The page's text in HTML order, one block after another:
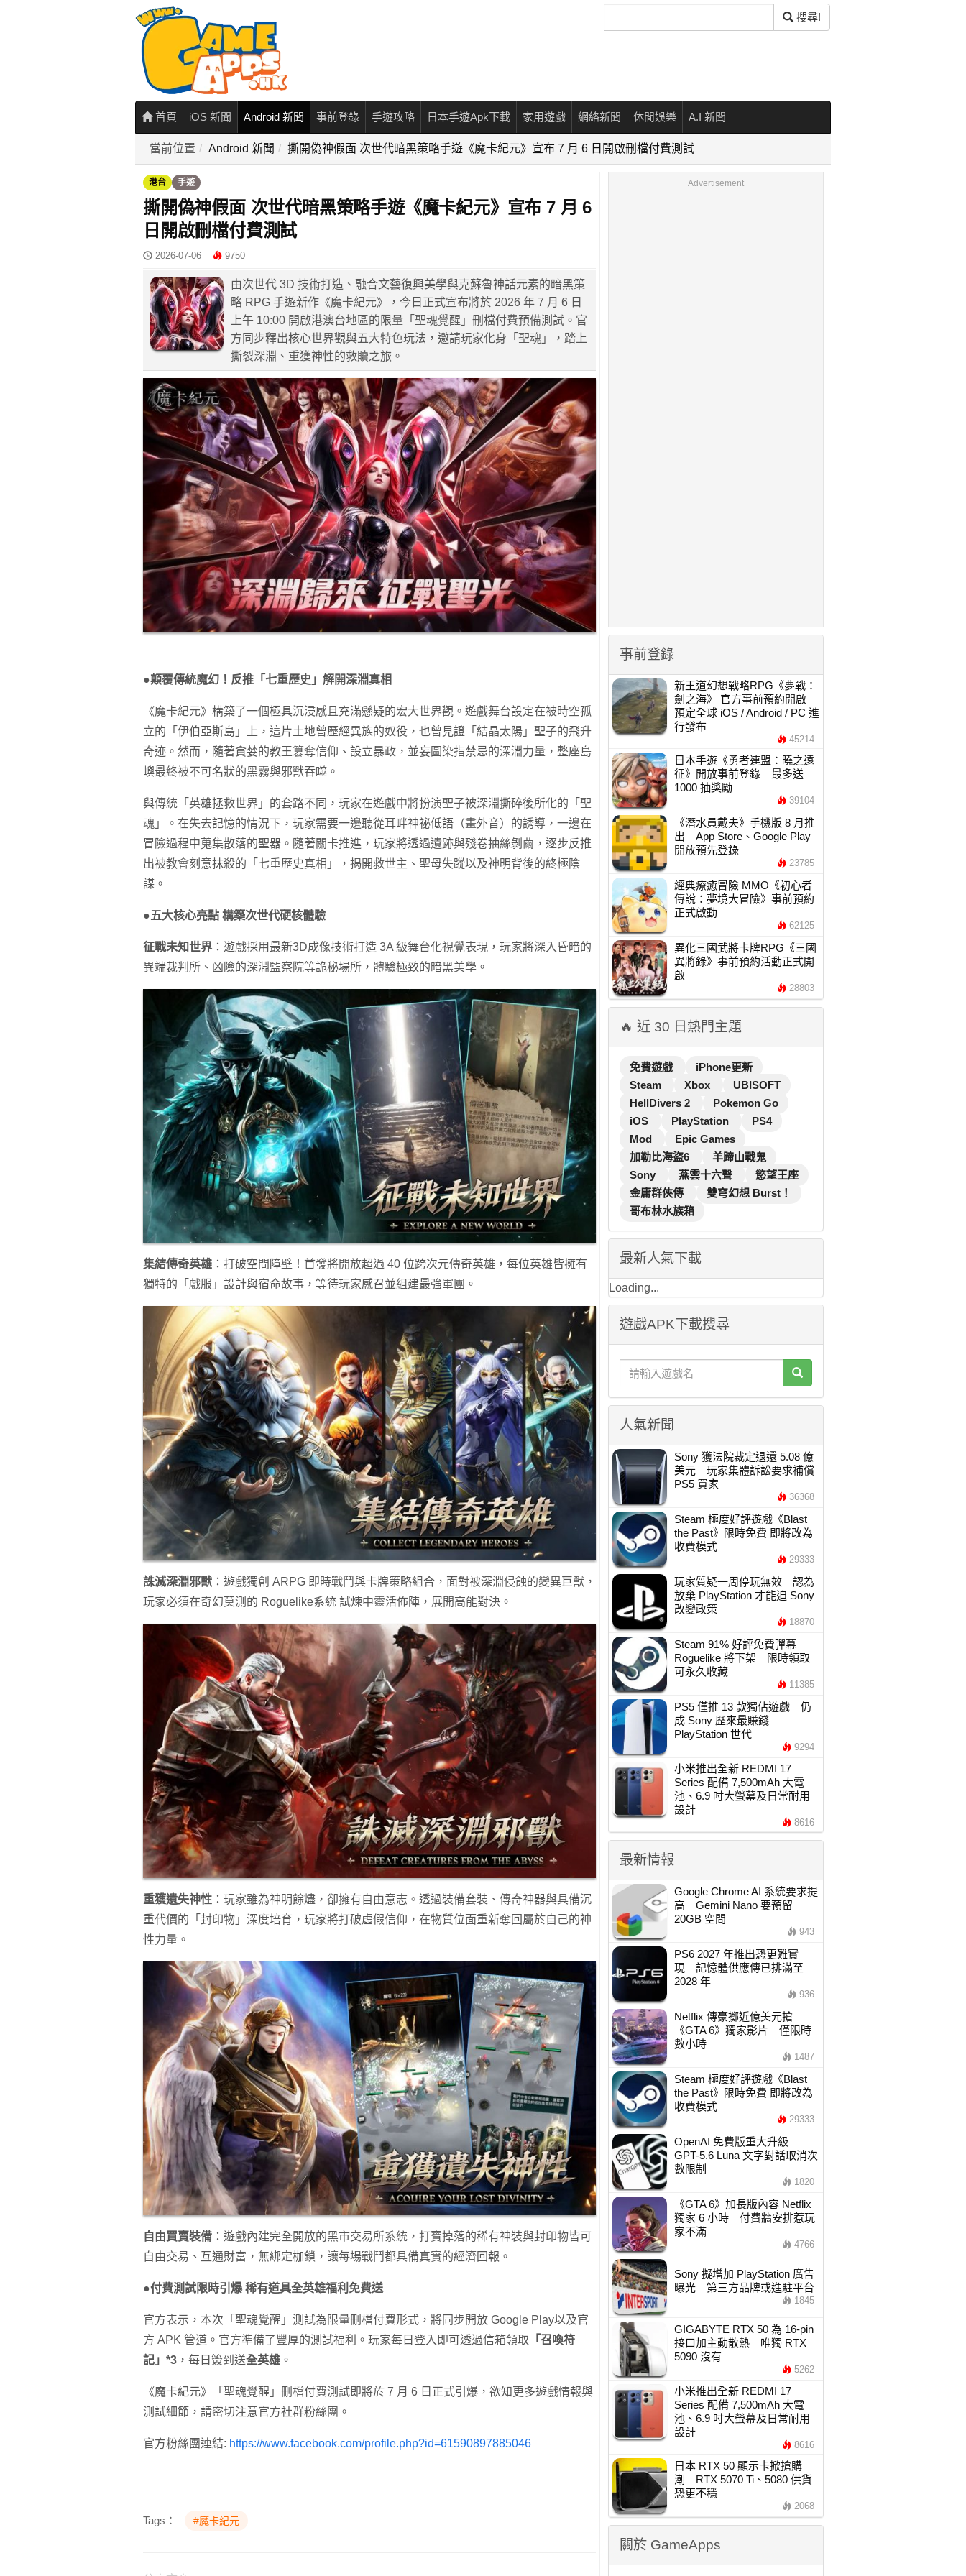
尋
搜尋!
首頁 iOS 新聞 Android 新聞 事前登錄 手遊攻略 日本手遊Apk下載 家用遊戲 網絡新聞 休閒娛樂 A.I 新聞
當前位置 Android 新聞 撕開偽神假面 次世代暗黑策略手遊《魔卡紀元》宣布 7 月 6 日開啟刪檔付費測試
港台 手遊
撕開偽神假面 次世代暗黑策略手遊《魔卡紀元》宣布 7 月 6
日開啟刪檔付費測試
2026-07-06 9750
由次世代 3D 技術打造、融合文藝復興美學與克蘇魯神話元素的暗黑策
略 RPG 手遊新作《魔卡紀元》，今日正式宣布將於 2026 年 7 月 6 日
上午 10:00 開啟港澳台地區的限量「聖魂覺醒」刪檔付費預備測試。官
方同步釋出核心世界觀與五大特色玩法，邀請玩家化身「聖魂」，踏上
撕裂深淵、重獲神性的救贖之旅。
●顛覆傳統魔幻！反推「七重歷史」解開深淵真相
《魔卡紀元》構築了一個極具沉浸感且充滿懸疑的宏大世界觀。遊戲舞台設定在被時空孤
立的「伊伯亞斯島」上，這片土地曾歷經異族的奴役，也曾見證「結晶太陽」聖子的飛升
奇迹。然而，隨著貪婪的教王篡奪信仰、設立暴政，並妄圖染指禁忌的深淵力量，整座島
嶼最終被不可名狀的黑霧與邪獸吞噬。
與傳統「英雄拯救世界」的套路不同，玩家在遊戲中將扮演聖子被深淵撕碎後所化的「聖
魂」。在失去記憶的情況下，玩家需要一邊聽從耳畔神祕低語（畫外音）的誘導，一邊在
冒險過程中蒐集散落的聖器。隨著關卡推進，玩家將透過遺跡與殘卷抽絲剝繭，逐步反推
出被教會刻意抹殺的「七重歷史真相」，揭開救世主、聖母失蹤以及神明背後的終極陰
謀。
●五大核心亮點 構築次世代硬核體驗
征戰未知世界 ：遊戲採用最新3D成像技術打造 3A 級舞台化視覺表現，玩家將深入昏暗的
異端裁判所、凶險的深淵監察院等詭秘場所，體驗極致的暗黑美學。
集結傳奇英雄 ：打破空間障壁！首發將開放超過 40 位跨次元傳奇英雄，每位英雄皆擁有
獨特的「戲服」設計與宿命故事，等待玩家感召並組建最強軍團。
誅滅深淵邪獸 ：遊戲獨創 ARPG 即時戰鬥與卡牌策略組合，面對被深淵侵蝕的變異巨獸，
玩家必須在奇幻莫測的 Roguelike系統 試煉中靈活佈陣，展開高能對決。
重獲遺失神性 ：玩家雖為神明餘燼，卻擁有自由意志。透過裝備套裝、傳奇神器與具備沉
重代價的「封印物」深度培育，玩家將打破虛假信仰，在物質位面重新奪回屬於自己的神
性力量。
自由買賣裝備 ：遊戲內建完全開放的黑市交易所系統，打寶掉落的稀有神裝與封印物皆可
自由交易、互通財富，無綁定枷鎖，讓每場戰鬥都具備真實的經濟回報。
●付費測試限時引爆 稀有道具全英雄福利免費送
官方表示，本次「聖魂覺醒」測試為限量刪檔付費形式，將同步開放 Google Play以及官
方 APK 管道。官方準備了豐厚的測試福利。玩家每日登入即可透過信箱領取 「召喚符
記」 *3 ，每日簽到送全英雄 。
《魔卡紀元》「聖魂覺醒」刪檔付費測試即將於 7 月 6 日正式引爆，欲知更多遊戲情報與
測試細節，請密切注意官方社群粉絲團。
官方粉絲團連結: https://www.facebook.com/profile.php?id=61590897885046
Tags： #魔卡紀元
Advertisement
事前登錄
新王道幻想戰略RPG《夢戰：
劍之海》 官方事前預約開啟
預定全球 iOS / Android / PC 進
行發布
45214
日本手遊《勇者連盟：曉之遠
征》開放事前登錄 最多送
1000 抽獎勵
39104
《潛水員戴夫》手機版 8 月推
出 App Store、Google Play
開放預先登錄
23785
經典療癒冒險 MMO《初心者
傳說：夢境大冒險》事前預約
正式啟動
62125
異化三國武將卡牌RPG《三國
異將錄》事前預約活動正式開
啟
28803
🔥 近 30 日熱門主題
免費遊戲
iPhone更新
Steam
Xbox
UBISOFT
HellDivers 2
Pokemon Go
iOS
PlayStation
PS4
Mod
Epic Games
加勒比海盜6
羊蹄山戰鬼
Sony
燕雲十六聲
慾望王座
金庸群俠傳
雙穹幻想 Burst！
哥布林水族箱
最新人氣下載
Loading...
遊戲APK下載搜尋
人氣新聞
Sony 獲法院裁定退還 5.08 億
美元 玩家集體訴訟要求補償
PS5 買家
36368
Steam 極度好評遊戲《Blast
the Past》限時免費 即將改為
收費模式
29333
玩家質疑一周停玩無效 認為
放棄 PlayStation 才能迫 Sony
改變政策
18870
Steam 91% 好評免費彈幕
Roguelike 將下架 限時領取
可永久收藏
11385
PS5 僅推 13 款獨佔遊戲 仍
成 Sony 歷來最賺錢
PlayStation 世代
9294
小米推出全新 REDMI 17
Series 配備 7,500mAh 大電
池、6.9 吋大螢幕及日常耐用
設計
8616
最新情報
Google Chrome AI 系統要求提
高 Gemini Nano 要預留
20GB 空間
943
PS6 2027 年推出恐更難實
現 記憶體供應傳已排滿至
2028 年
936
Netflix 傳豪擲近億美元搶
《GTA 6》獨家影片 僅限時
數小時
1487
Steam 極度好評遊戲《Blast
the Past》限時免費 即將改為
收費模式
29333
OpenAI 免費版重大升級
GPT-5.6 Luna 文字對話取消次
數限制
1820
《GTA 6》加長版內容 Netflix
獨家 6 小時 付費牆安排惹玩
家不滿
4766
Sony 擬增加 PlayStation 廣告
曝光 第三方品牌或進駐平台
1845
GIGABYTE RTX 50 為 16-pin
接口加主動散熱 唯獨 RTX
5090 沒有
5262
小米推出全新 REDMI 17
Series 配備 7,500mAh 大電
池、6.9 吋大螢幕及日常耐用
設計
8616
日本 RTX 50 顯示卡掀搶購
潮 RTX 5070 Ti、5080 供貨
恐更不穩
2068
關於 GameApps